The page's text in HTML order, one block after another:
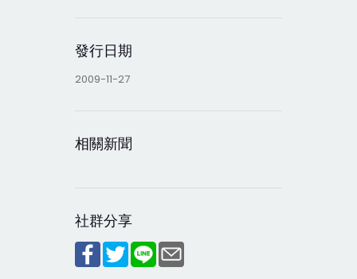
發行日期
2009-11-27
相關新聞
社群分享